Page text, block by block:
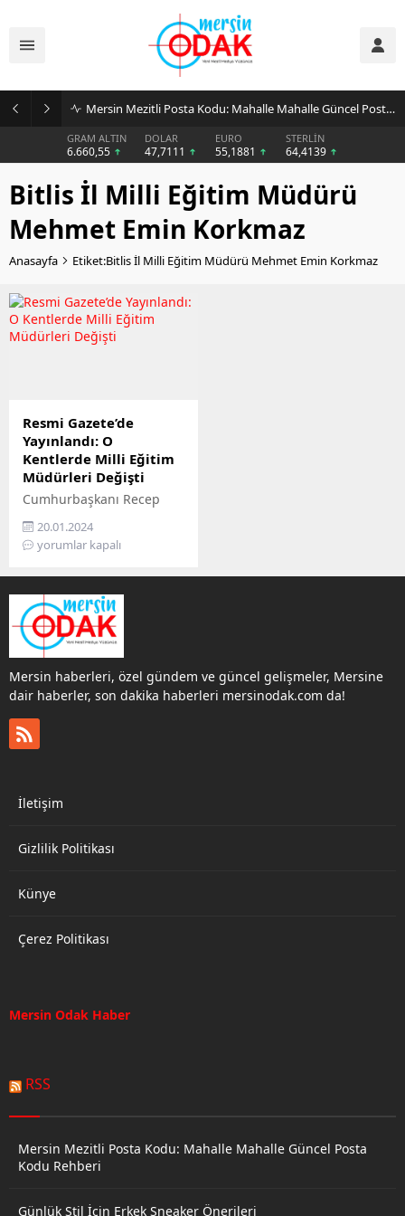
Mersin Mezitli Posta Kodu: Mahalle Mahalle Güncel Posta Kodu Rehberi
GRAM ALTIN
6.660,55
DOLAR
47,7111
EURO
55,1881
STERLİN
64,4139
Bitlis İl Milli Eğitim Müdürü
Mehmet Emin Korkmaz
Anasayfa Etiket:Bitlis İl Milli Eğitim Müdürü Mehmet Emin Korkmaz
Resmi Gazete’de
Yayınlandı: O
Kentlerde Milli Eğitim
Müdürleri Değişti
Cumhurbaşkanı Recep
ve görevden alma
kararları Resmi Gazete'de
20.01.2024
yorumlar kapalı
Mersin haberleri, özel gündem ve güncel gelişmeler, Mersine
dair haberler, son dakika haberleri mersinodak.com da!
İletişim
Gizlilik Politikası
Künye
Çerez Politikası
Mersin Odak Haber
RSS
Mersin Mezitli Posta Kodu: Mahalle Mahalle Güncel Posta
Kodu Rehberi
Günlük Stil İçin Erkek Sneaker Önerileri